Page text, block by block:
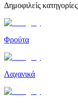
Δημοφιλείς κατηγορίες
Φρούτα
Λαχανικά